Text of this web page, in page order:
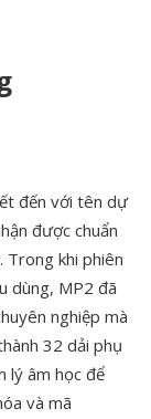
đến với tên dự
được chuẩn
Trong khi phiên
dùng, MP2 đã
nghiệp mà
32 dải phụ
lý âm học để
và mã